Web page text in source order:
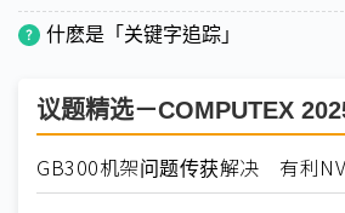
什麽是「关键字追踪」
议题精选－COMPUTEX
GB300机架问题传获解决 有利